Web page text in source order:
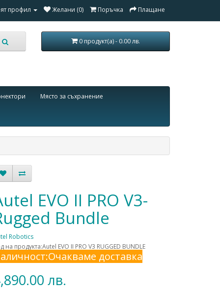
профил Желани (0) Поръчка Плащане
0 продукт(а) - 0.00 лв.
Място за съхранение
EVO II PRO V3-
Bundle
Robotics
на продукта:Autel EVO II PRO V3 RUGGED BUNDLE
доставка
лв.